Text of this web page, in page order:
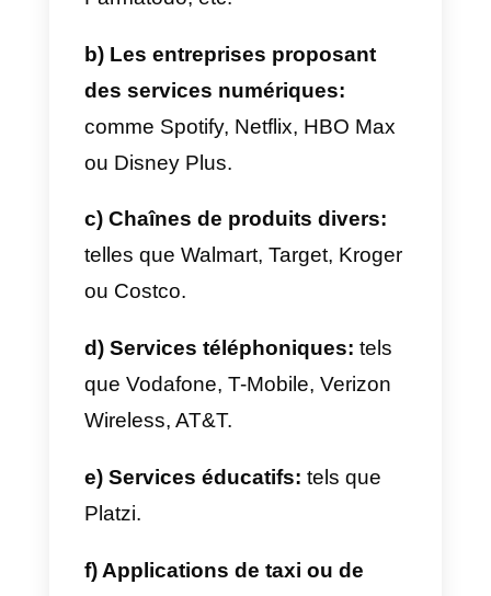
la part d’avocats ou de services
comptables.
entreprises qui ont besoin
d’organiser leur portefeuille de
d’autres actions de marketing.
nécessitent des
stratégies publicitaires de